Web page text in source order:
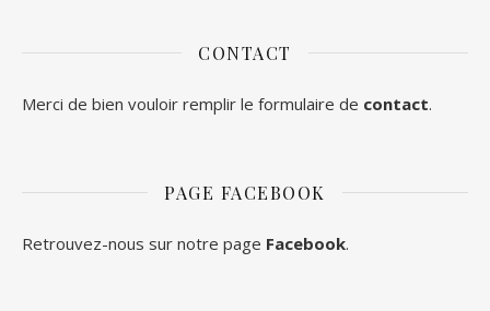
CONTACT
Merci de bien vouloir remplir le formulaire de contact.
PAGE FACEBOOK
Retrouvez-nous sur notre page Facebook.